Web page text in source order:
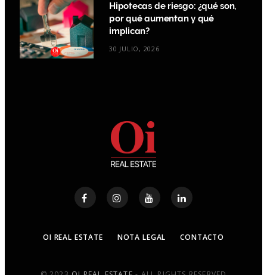
Hipotecas de riesgo: ¿qué son,
por qué aumentan y qué
implican?
30 JULIO, 2026
OI REAL ESTATE NOTA LEGAL CONTACTO